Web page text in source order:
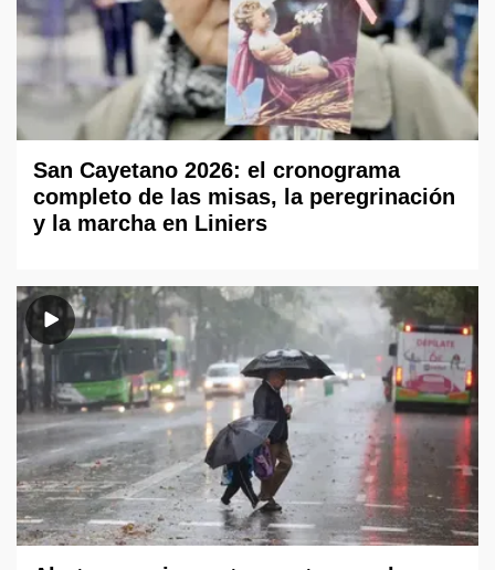
San Cayetano 2026: el cronograma
completo de las misas, la peregrinación
y la marcha en Liniers